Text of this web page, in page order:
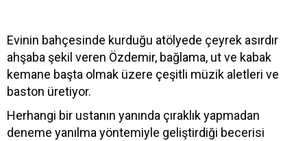
Evinin bahçesinde kurduğu atölyede çeyrek asırdır
ahşaba şekil veren Özdemir, bağlama, ut ve kabak
kemane başta olmak üzere çeşitli müzik aletleri ve
baston üretiyor.
Herhangi bir ustanın yanında çıraklık yapmadan
deneme yanılma yöntemiyle geliştirdiği becerisi